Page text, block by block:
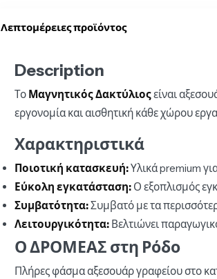
Λεπτομέρειες προϊόντος
Description
Το Μαγνητικός Δακτύλιοςείναι
εργονομία και αισθητική κάθε χώρου
Χαρακτηριστικά
Ποιοτική κατασκευή:Υλικά premium
Εύκολη εγκατάσταση: Ο εξοπλισμός
Συμβατότητα:Συμβατό με τα
Λειτουργικότητα: Βελτιώνει
Ο ΔΡΟΜΕΑΣ στη Ρόδο
Πλήρες φάσμα αξεσουάρ γραφείου στο